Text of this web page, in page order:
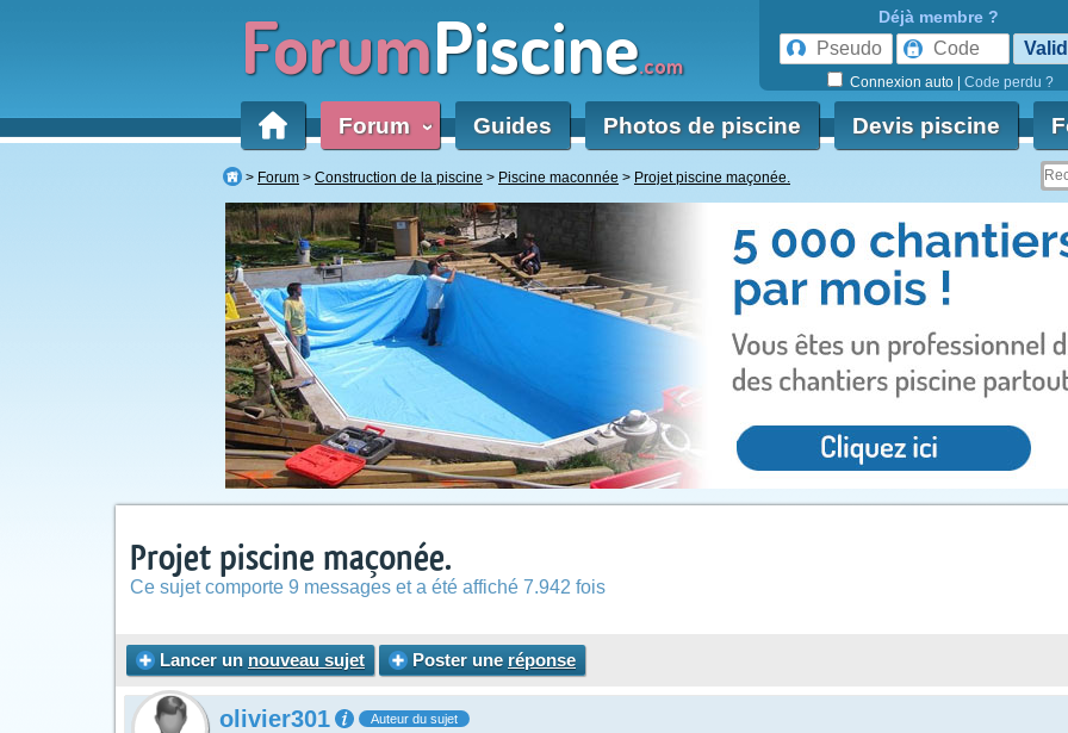
ForumPiscine.com
Déjà membre ?
Connexion auto Code perdu ?
Forum ‹ Guides Photos de piscine Devis piscine
Forum Construction de la piscine Piscine maconnée Projet piscine maçonée.
Projet piscine maçonée.
Ce sujet comporte 9 messages et a été affiché 7.942 fois
Lancer un nouveau sujet Poster une réponse
olivier301 Auteur du sujet